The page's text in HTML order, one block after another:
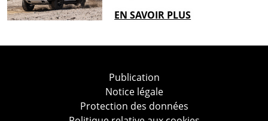
EN SAVOIR PLUS
Publication
Notice légale
Protection des données